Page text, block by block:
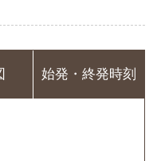
始発・終発時刻